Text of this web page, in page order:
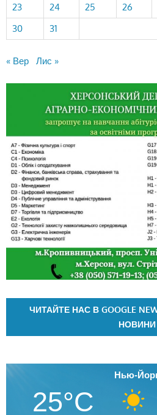
23
24 25 26
30
31
« Вер Лис »
ЧИТАЙТЕ НАС В GOOGLE
НОВИНИ
Нью-
25°C